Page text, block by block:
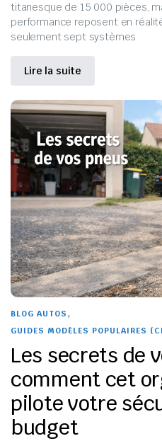
titanesque de 15 000 pièces,
performance reposent en
seulement sept systèmes
Lire la suite
BLOG AUTOS ,
GUIDES MODÈLES POPULAIRES
Les secrets de
comment cet
pilote votre
budget